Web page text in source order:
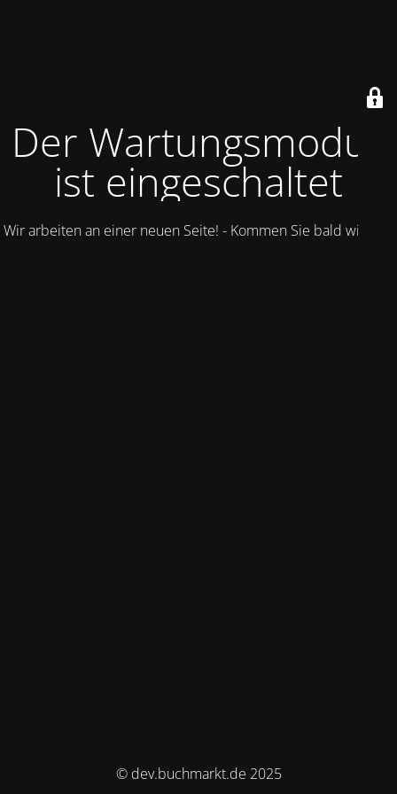
Der Wartungsmodus
ist eingeschaltet
Wir arbeiten an einer neuen Seite! - Kommen Sie bald wieder.
© dev.buchmarkt.de 2025